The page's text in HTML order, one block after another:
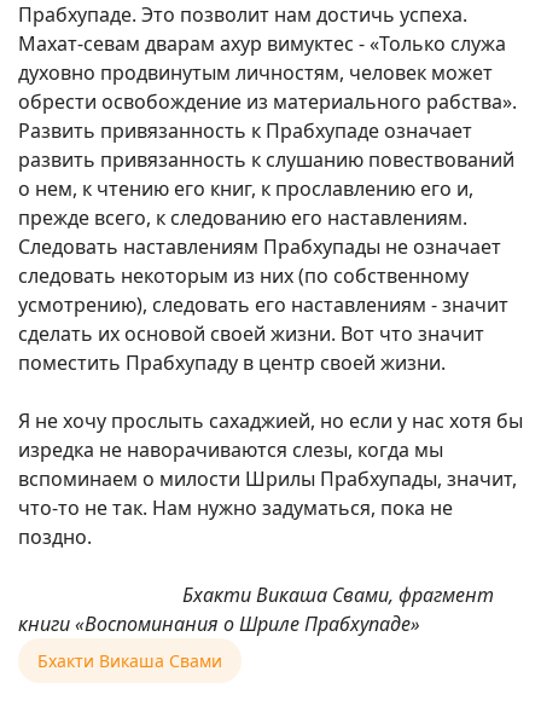
Прабхупаде. Это позволит нам достичь успеха.
Махат-севам дварам ахур вимуктес - «Только служа
духовно продвинутым личностям, человек может
обрести освобождение из материального рабства».
Развить привязанность к Прабхупаде означает
развить привязанность к слушанию повествований
о нем, к чтению его книг, к прославлению его и,
прежде всего, к следованию его наставлениям.
Следовать наставлениям Прабхупады не означает
следовать некоторым из них (по собственному
усмотрению), следовать его наставлениям - значит
сделать их основой своей жизни. Вот что значит
поместить Прабхупаду в центр своей жизни.
Я не хочу прослыть сахаджией, но если у нас хотя бы
изредка не наворачиваются слезы, когда мы
вспоминаем о милости Шрилы Прабхупады, значит,
что-то не так. Нам нужно задуматься, пока не
поздно.
Бхакти Викаша Свами, фрагмент
книги «Воспоминания о Шриле Прабхупаде»
Бхакти Викаша Свами